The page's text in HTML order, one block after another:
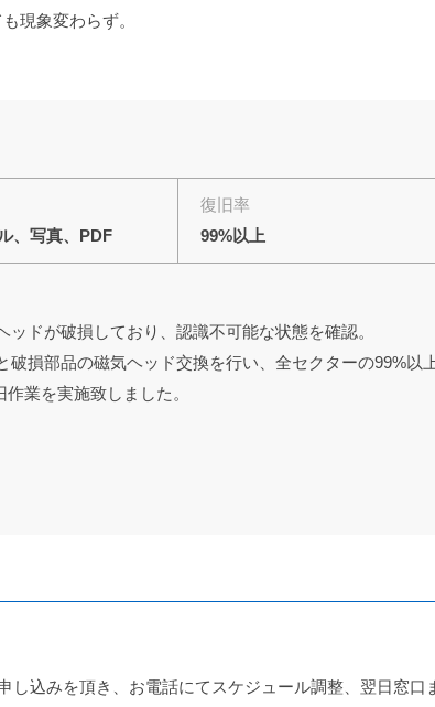
現象変わらず。
、写真、PDF
復旧率
99%以上
ドが破損しており、認識不可能な状態を確認。
損部品の磁気ヘッド交換を行い、全セクターの99%以
業を実施致しました。
し込みを頂き、お電話にてスケジュール調整、翌日窓口